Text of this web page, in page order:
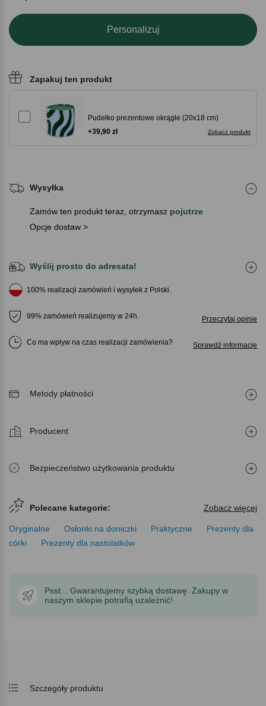
Personalizuj
Zapakuj ten produkt
Pudełko prezentowe okrągłe (20x18 cm)
Zobacz produkt
+39,90 zł
Wysyłka
Zamów ten produkt teraz, otrzymasz pojutrze
Opcje dostaw >
Wyślij prosto do adresata!
100% realizacji zamówień i wysyłek z Polski.
99% zamówień realizujemy w 24h. Przeczytaj opinie
Co ma wpływ na czas realizacji zamówienia Sprawdź informacje
Metody płatności
Producent
Bezpieczeństwo użytkowania produktu
Polecane kategorie: Zobacz więcej
Oryginalne Osłonki na doniczki Praktyczne
Prezenty dla
córki
Prezenty dla nastolatków
Psst... Gwarantujemy szybką dostawę. Zakupy w
naszym sklepie potrafią uzależnić!
Szczegóły produktu